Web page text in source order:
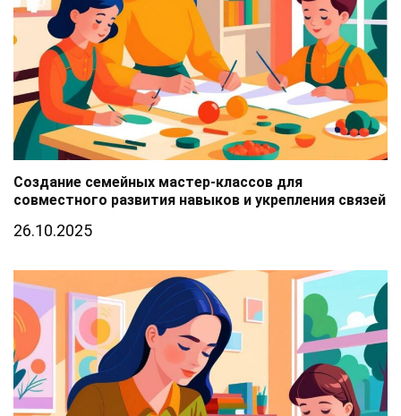
Создание семейных мастер-классов для
совместного развития навыков и укрепления связей
26.10.2025